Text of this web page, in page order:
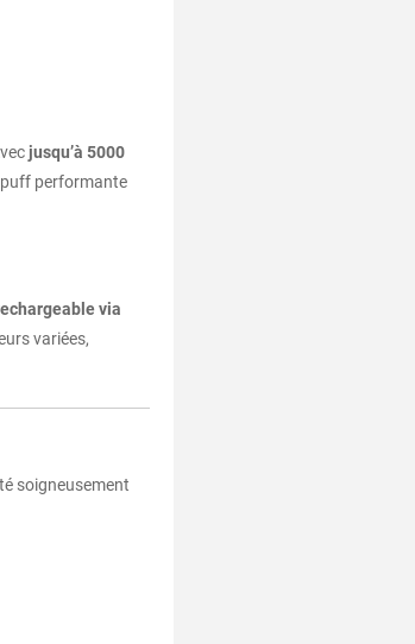
jusqu’à 5000
puff performante
via
variées,
soigneusement